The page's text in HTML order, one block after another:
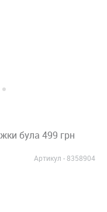
була 499 грн
Артикул -8358904